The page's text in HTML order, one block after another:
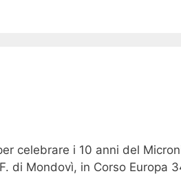
celebrare i 10 anni del
di Mondovì, in Corso